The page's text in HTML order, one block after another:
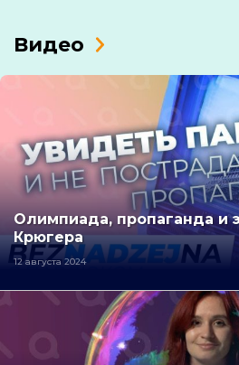
Видео
Олимпиада, пропаганда и
Крюгера
12 августа 2024